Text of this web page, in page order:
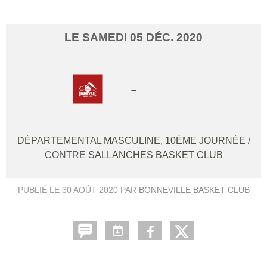
LE SAMEDI 05 DÉC. 2020
-
DÉPARTEMENTAL MASCULINE, 10ÈME JOURNÉE /
CONTRE SALLANCHES BASKET CLUB
PUBLIÉ LE 30 AOÛT 2020 PAR BONNEVILLE BASKET CLUB